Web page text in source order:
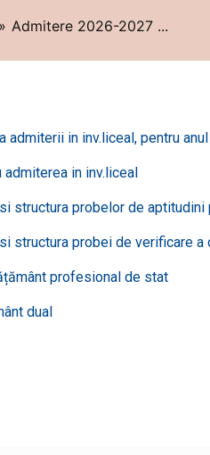
Admitere 2026-2027 ...
in inv.liceal, pentru
in inv.liceal
structura probelor de
structura probei de verificare
profesional de stat
dual